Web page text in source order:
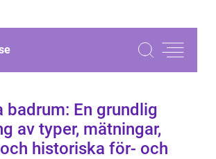
badrum: En grundlig
av typer, mätningar,
historiska för- och